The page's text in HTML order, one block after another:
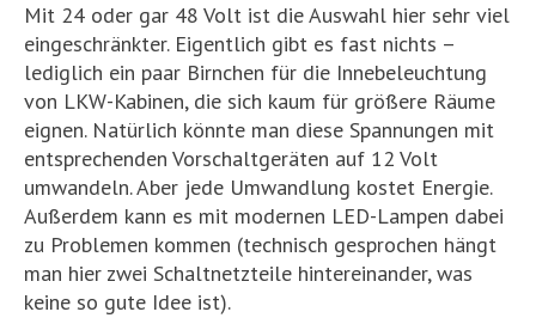
Mit 24 oder gar 48 Volt ist die Auswahl hier sehr viel
eingeschränkter. Eigentlich gibt es fast nichts –
lediglich ein paar Birnchen für die Innebeleuchtung
von LKW-Kabinen, die sich kaum für größere Räume
eignen. Natürlich könnte man diese Spannungen mit
entsprechenden Vorschaltgeräten auf 12 Volt
umwandeln. Aber jede Umwandlung kostet Energie.
Außerdem kann es mit modernen LED-Lampen dabei
zu Problemen kommen (technisch gesprochen hängt
man hier zwei Schaltnetzteile hintereinander, was
keine so gute Idee ist).